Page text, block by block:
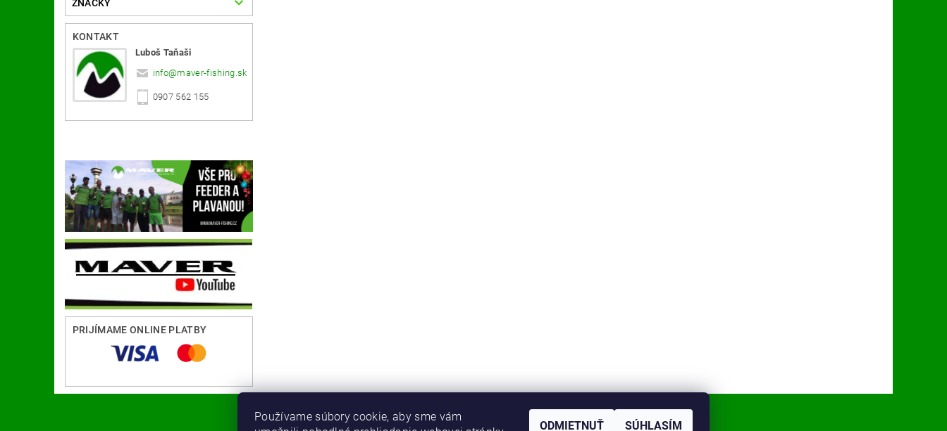
ZNAČKY
KONTAKT
Luboš Taňaši
info@maver-fishing.sk
0907 562 155
PRIJÍMAME ONLINE PLATBY
Používame súbory cookie, aby sme vám
ODMIETNUŤ SÚHLASÍM